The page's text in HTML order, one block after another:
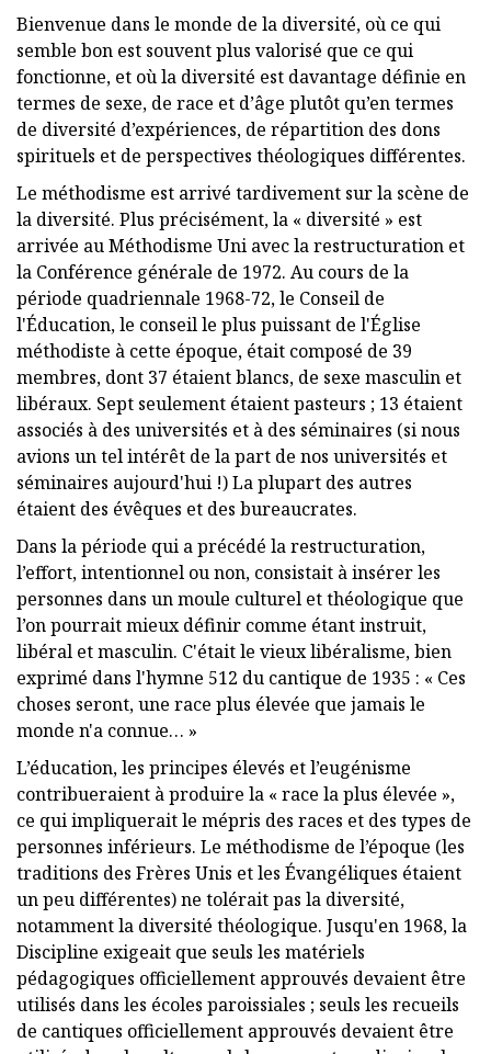
Bienvenue dans le monde de la diversité, où ce qui
semble bon est souvent plus valorisé que ce qui
fonctionne, et où la diversité est davantage définie en
termes de sexe, de race et d’âge plutôt qu’en termes
de diversité d’expériences, de répartition des dons
spirituels et de perspectives théologiques différentes.
Le méthodisme est arrivé tardivement sur la scène de
la diversité. Plus précisément, la « diversité » est
arrivée au Méthodisme Uni avec la restructuration et
la Conférence générale de 1972. Au cours de la
période quadriennale 1968-72, le Conseil de
l'Éducation, le conseil le plus puissant de l'Église
méthodiste à cette époque, était composé de 39
membres, dont 37 étaient blancs, de sexe masculin et
libéraux. Sept seulement étaient pasteurs ; 13 étaient
associés à des universités et à des séminaires (si nous
avions un tel intérêt de la part de nos universités et
séminaires aujourd'hui !) La plupart des autres
étaient des évêques et des bureaucrates.
Dans la période qui a précédé la restructuration,
l’effort, intentionnel ou non, consistait à insérer les
personnes dans un moule culturel et théologique que
l’on pourrait mieux définir comme étant instruit,
libéral et masculin. C'était le vieux libéralisme, bien
exprimé dans l'hymne 512 du cantique de 1935 : « Ces
choses seront, une race plus élevée que jamais le
monde n'a connue… »
L’éducation, les principes élevés et l’eugénisme
contribueraient à produire la « race la plus élevée »,
ce qui impliquerait le mépris des races et des types de
personnes inférieurs. Le méthodisme de l’époque (les
traditions des Frères Unis et les Évangéliques étaient
un peu différentes) ne tolérait pas la diversité,
notamment la diversité théologique. Jusqu'en 1968, la
Discipline exigeait que seuls les matériels
pédagogiques officiellement approuvés devaient être
utilisés dans les écoles paroissiales ; seuls les recueils
de cantiques officiellement approuvés devaient être